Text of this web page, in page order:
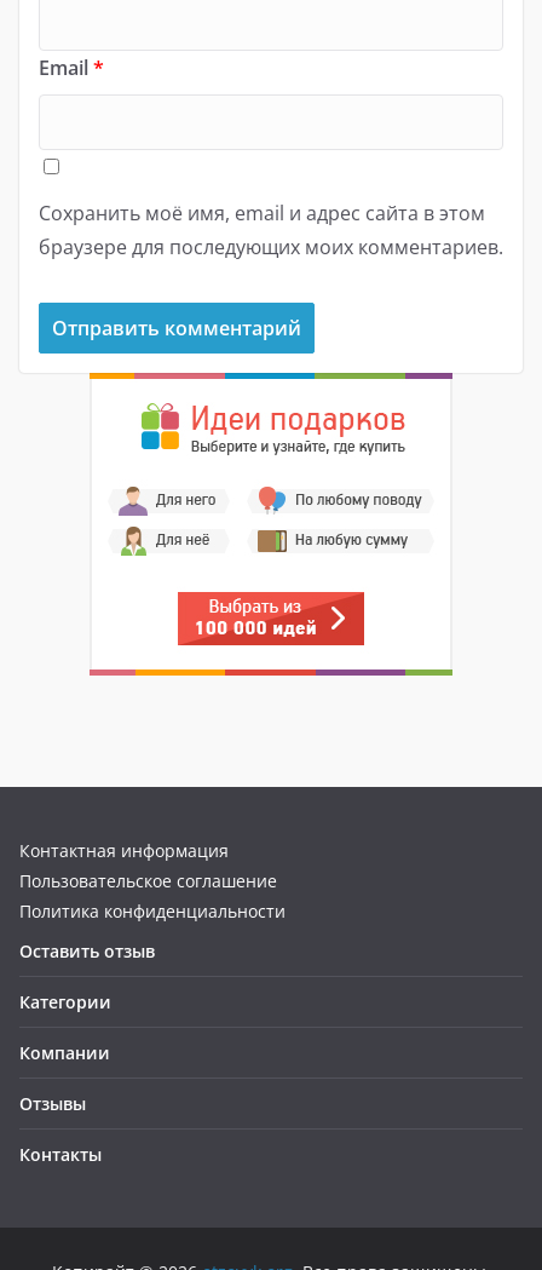
Email*
Сохранить моё имя, email и адрес сайта в этом
браузере для последующих моих комментариев.
Контактная информация
Пользовательское соглашение
Политика конфиденциальности
Оставить отзыв
Категории
Компании
Отзывы
Контакты